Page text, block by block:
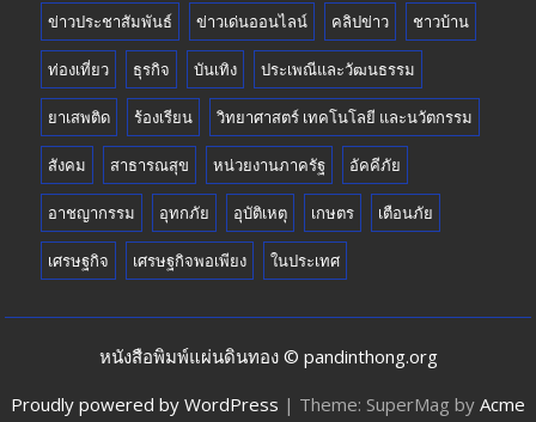
ข่าวประชาสัมพันธ์ ข่าวเด่นออนไลน์ คลิปข่าว ชาวบ้าน
ท่องเที่ยว ธุรกิจ บันเทิง ประเพณีและวัฒนธรรม
ยาเสพติด ร้องเรียน วิทยาศาสตร์ เทคโนโลยี และนวัตกรรม
สังคม สาธารณสุข หน่วยงานภาครัฐ อัคคีภัย
อาชญากรรม อุทกภัย อุบัติเหตุ เกษตร เตือนภัย
เศรษฐกิจ เศรษฐกิจพอเพียง ในประเทศ
หนังสือพิมพ์แผ่นดินทอง © pandinthong.org
Proudly powered by WordPress | Theme: SuperMag by Acme